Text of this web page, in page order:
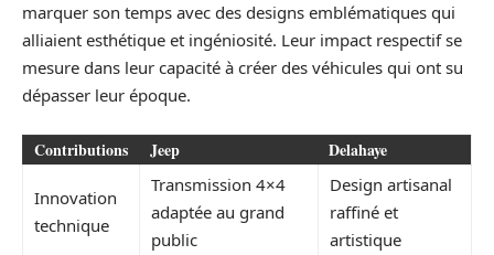
marquer son temps avec des designs emblématiques qui
alliaient esthétique et ingéniosité. Leur impact respectif se
mesure dans leur capacité à créer des véhicules qui ont su
dépasser leur époque.
Contributions Jeep Delahaye
Innovation
technique
Transmission 4×4
adaptée au grand
public
Design artisanal
raffiné et
artistique